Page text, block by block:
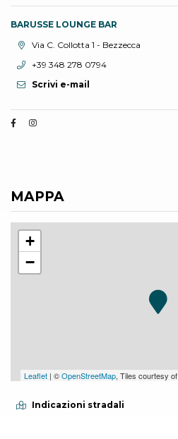
BARUSSE LOUNGE BAR
Località:Via C. Collotta 1 - Bezzecca
Telefono:
+39 348 278 0794
Scrivi e-mail
MAPPA
+
−
Leaflet | ©OpenStreetMap, Tiles courtesy of
Indicazioni stradali